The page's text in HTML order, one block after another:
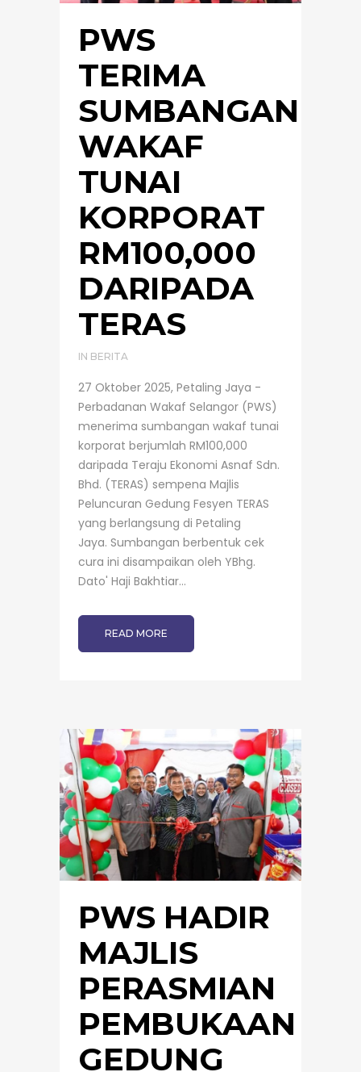
PWS
TERIMA
SUMBANGAN
WAKAF
TUNAI
KORPORAT
RM100,000
DARIPADA
TERAS
IN BERITA
27 Oktober 2025, Petaling Jaya -
Perbadanan Wakaf Selangor (PWS)
menerima sumbangan wakaf tunai
korporat berjumlah RM100,000
daripada Teraju Ekonomi Asnaf Sdn.
Bhd. (TERAS) sempena Majlis
Peluncuran Gedung Fesyen TERAS
yang berlangsung di Petaling
Jaya. Sumbangan berbentuk cek
cura ini disampaikan oleh YBhg.
Dato' Haji Bakhtiar...
READ MORE
PWS HADIR
MAJLIS
PERASMIAN
PEMBUKAAN
GEDUNG